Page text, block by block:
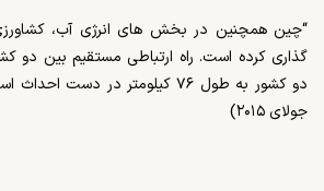
“چین همچنین در بخش های انرژی آب،
گذاری کرده است. راه ارتباطی مستقیم بین دو
جولای ۲۰۱۵)